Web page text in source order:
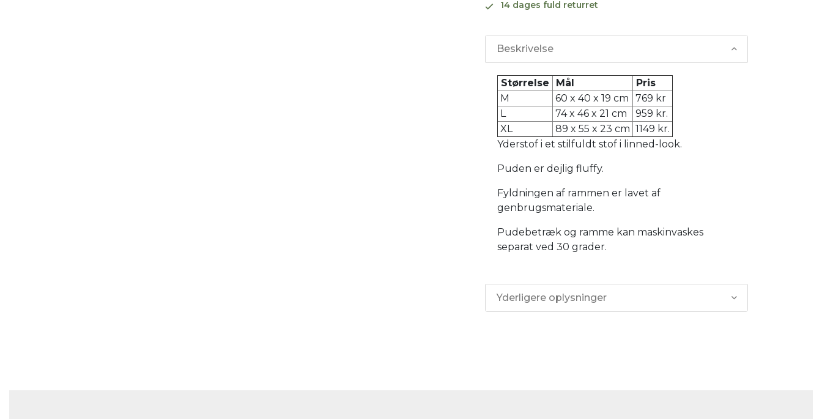
14 dages fuld returret
Beskrivelse
Størrelse Mål
Pris
M
60 x 40 x 19 cm
769 kr
L
74 x 46 x 21 cm
959 kr.
XL
89 x 55 x 23 cm 1149 kr.
Yderstof i et stilfuldt stof i linned-look.
Puden er dejlig fluffy.
Fyldningen af rammen er lavet af
genbrugsmateriale.
Pudebetræk og ramme kan maskinvaskes
separat ved 30 grader.
Yderligere oplysninger